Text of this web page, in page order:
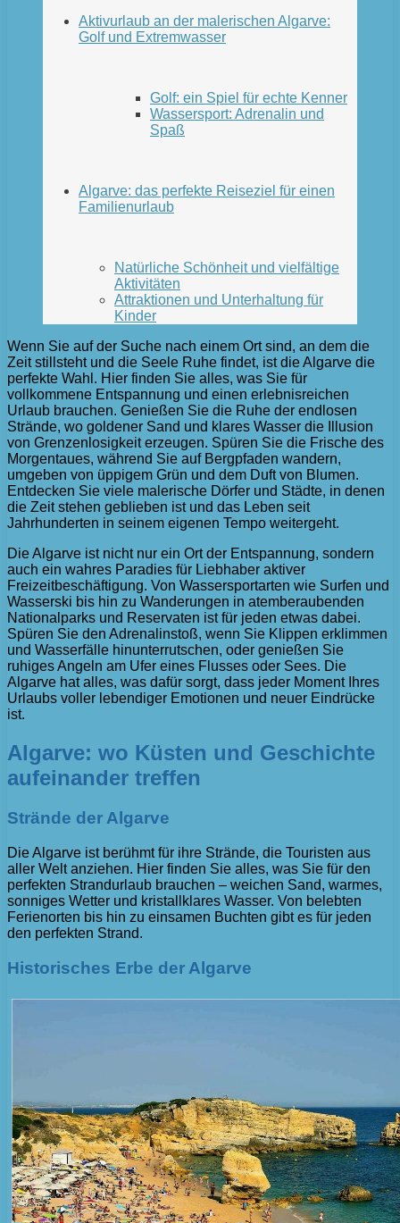
Aktivurlaub an der malerischen Algarve:
Golf und Extremwasser
Golf: ein Spiel für echte Kenner
Wassersport: Adrenalin und
Spaß
Algarve: das perfekte Reiseziel für einen
Familienurlaub
Natürliche Schönheit und vielfältige
Aktivitäten
Attraktionen und Unterhaltung für
Kinder
Wenn Sie auf der Suche nach einem Ort sind, an dem die
Zeit stillsteht und die Seele Ruhe findet, ist die Algarve die
perfekte Wahl. Hier finden Sie alles, was Sie für
vollkommene Entspannung und einen erlebnisreichen
Urlaub brauchen. Genießen Sie die Ruhe der endlosen
Strände, wo goldener Sand und klares Wasser die Illusion
von Grenzenlosigkeit erzeugen. Spüren Sie die Frische des
Morgentaues, während Sie auf Bergpfaden wandern,
umgeben von üppigem Grün und dem Duft von Blumen.
Entdecken Sie viele malerische Dörfer und Städte, in denen
die Zeit stehen geblieben ist und das Leben seit
Jahrhunderten in seinem eigenen Tempo weitergeht.
Die Algarve ist nicht nur ein Ort der Entspannung, sondern
auch ein wahres Paradies für Liebhaber aktiver
Freizeitbeschäftigung. Von Wassersportarten wie Surfen und
Wasserski bis hin zu Wanderungen in atemberaubenden
Nationalparks und Reservaten ist für jeden etwas dabei.
Spüren Sie den Adrenalinstoß, wenn Sie Klippen erklimmen
und Wasserfälle hinunterrutschen, oder genießen Sie
ruhiges Angeln am Ufer eines Flusses oder Sees. Die
Algarve hat alles, was dafür sorgt, dass jeder Moment Ihres
Urlaubs voller lebendiger Emotionen und neuer Eindrücke
ist.
Algarve: wo Küsten und Geschichte
aufeinander treffen
Strände der Algarve
Die Algarve ist berühmt für ihre Strände, die Touristen aus
aller Welt anziehen. Hier finden Sie alles, was Sie für den
perfekten Strandurlaub brauchen – weichen Sand, warmes,
sonniges Wetter und kristallklares Wasser. Von belebten
Ferienorten bis hin zu einsamen Buchten gibt es für jeden
den perfekten Strand.
Historisches Erbe der Algarve